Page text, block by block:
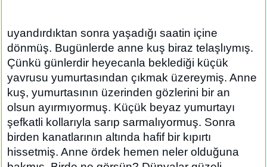
uyandırdıktan sonra yaşadığı saatin içine
dönmüş. Bugünlerde anne kuş biraz telaşlıymış.
Çünkü günlerdir heyecanla beklediği küçük
yavrusu yumurtasından çıkmak üzereymiş. Anne
kuş, yumurtasının üzerinden gözlerini bir an
olsun ayırmıyormuş. Küçük beyaz yumurtayı
şefkatli kollarıyla sarıp sarmalıyormuş. Sonra
birden kanatlarının altında hafif bir kıpırtı
hissetmiş. Anne ördek hemen neler olduğuna